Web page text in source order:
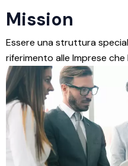
Mission
Essere una struttura
riferimento alle Imprese